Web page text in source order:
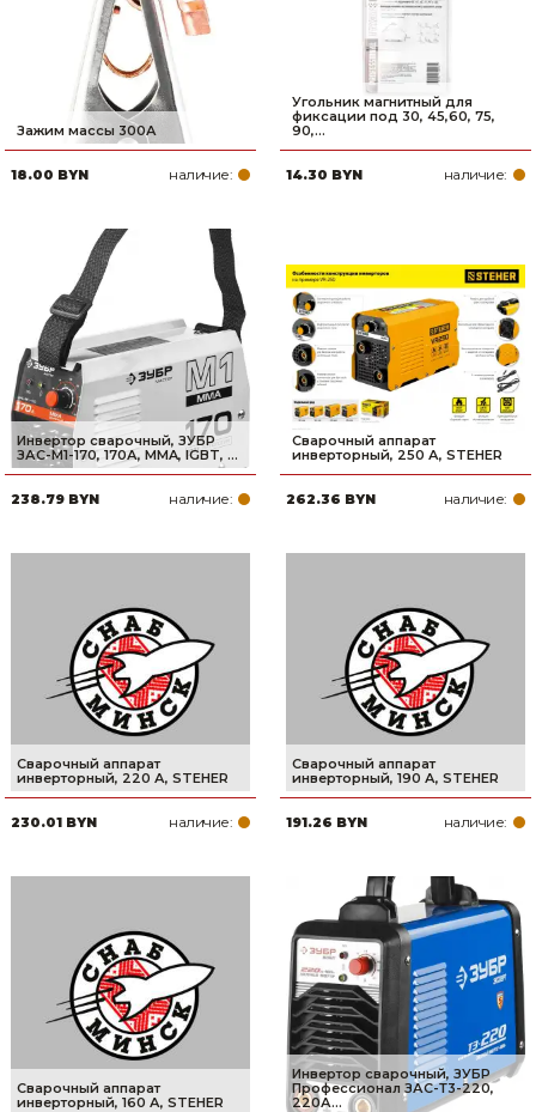
Зажим массы 300А
18.00 BYN наличие:
Угольник магнитный для
фиксации под 30, 45,60, 75,
90,...
14.30 BYN наличие:
Инвертор сварочный, ЗУБР
ЗАС-М1-170, 170А, MMA, IGBT, ...
238.79 BYN наличие:
Сварочный аппарат
инверторный, 250 А, STEHER
262.36 BYN наличие:
Сварочный аппарат
инверторный, 220 А, STEHER
230.01 BYN наличие:
Сварочный аппарат
инверторный, 190 А, STEHER
191.26 BYN наличие:
Сварочный аппарат
инверторный, 160 А, STEHER
Инвертор сварочный, ЗУБР
Профессионал ЗАС-Т3-220,
220А...